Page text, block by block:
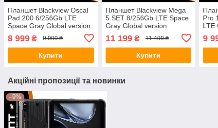
Планшет Blackview Oscal
Pad 200 6/256Gb LTE
Space Gray Global version
8 999 ₴ 9 999 ₴
Купити
Планшет Blackview Mega
5 SET 8/256Gb LTE Space
Gray Global version
11 199₴ 11 499 ₴
Купити
Pro
LTE
9
Акційні пропозиції та новинки
–9%